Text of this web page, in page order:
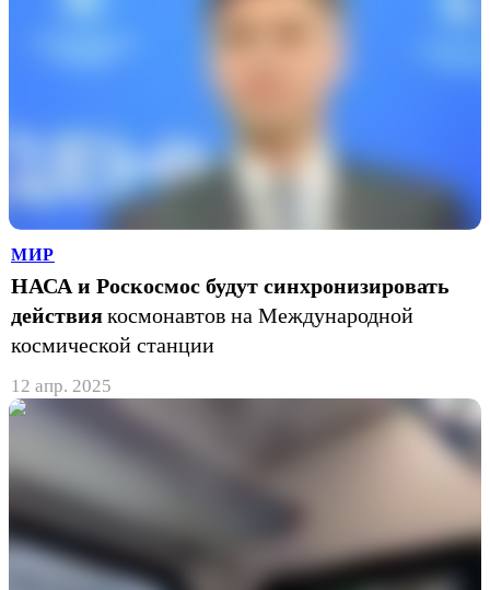
МИР
НАСА и Роскосмос будут синхронизировать
действиякосмонавтов на Международной
космической станции
12 апр. 2025